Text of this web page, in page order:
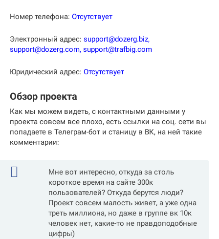
Номер телефона: Отсутствует
Электронный адрес: support@dozerg.biz,
support@dozerg.com, support@trafbig.com
Юридический адрес: Отсутствует
Обзор проекта
Как мы можем видеть, с контактными данными у
проекта совсем все плохо, есть ссылки на соц. сети вы
попадаете в Телеграм-бот и станицу в ВК, на ней такие
комментарии:
Мне вот интересно, откуда за столь
короткое время на сайте 300к
пользователей? Откуда берутся люди?
Проект совсем малость живет, а уже одна
треть миллиона, но даже в группе вк 10к
человек нет, какие-то не правдоподобные
цифры)